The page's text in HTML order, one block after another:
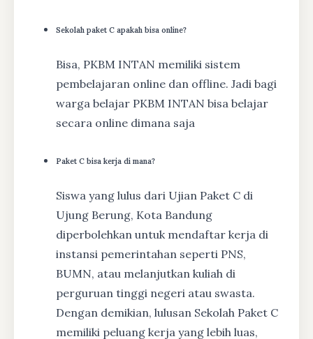
Sekolah paket C apakah bisa online?
Bisa, PKBM INTAN memiliki sistem
pembelajaran online dan offline. Jadi bagi
warga belajar PKBM INTAN bisa belajar
secara online dimana saja
Paket C bisa kerja di mana?
Siswa yang lulus dari Ujian Paket C di
Ujung Berung, Kota Bandung
diperbolehkan untuk mendaftar kerja di
instansi pemerintahan seperti PNS,
BUMN, atau melanjutkan kuliah di
perguruan tinggi negeri atau swasta.
Dengan demikian, lulusan Sekolah Paket C
memiliki peluang kerja yang lebih luas,